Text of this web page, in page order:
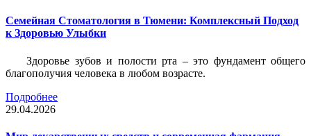
Семейная Стоматология в Тюмени: Комплексный Подход
к Здоровью Улыбки
Здоровье зубов и полости рта – это фундамент общего
благополучия человека в любом возрасте.
Подробнее
29.04.2026